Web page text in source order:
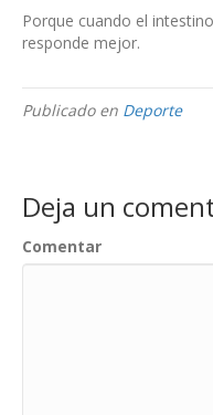
Porque cuando el
responde mejor.
Publicado en Deporte
Deja un
Comentar